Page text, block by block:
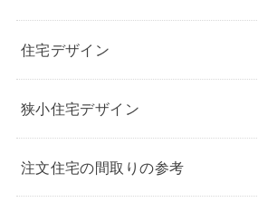
住宅デザイン
狭小住宅デザイン
注文住宅の間取りの参考